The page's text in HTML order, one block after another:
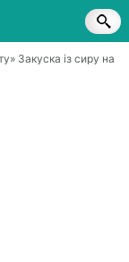
» Закуска із сиру на